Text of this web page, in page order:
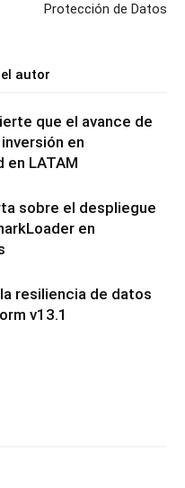
Protección de Datos
autor
que el avance de
en
en LATAM
sobre el despliegue
en
resiliencia de datos
v13.1